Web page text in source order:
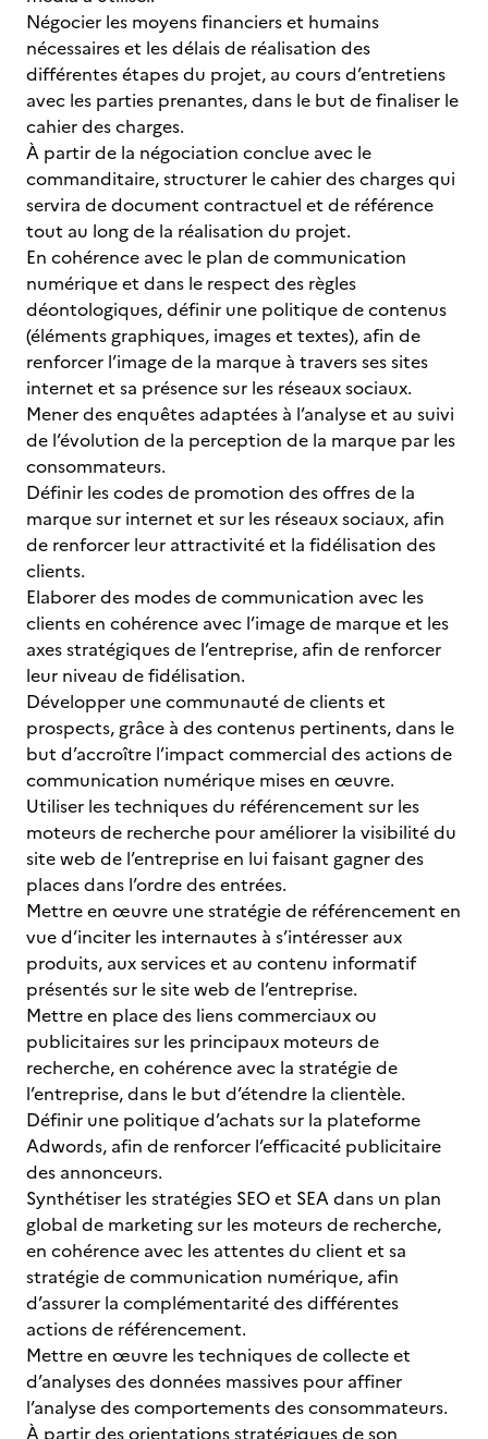
Négocier les moyens financiers et humains
nécessaires et les délais de réalisation des
différentes étapes du projet, au cours d’entretiens
avec les parties prenantes, dans le but de finaliser le
cahier des charges.
À partir de la négociation conclue avec le
commanditaire, structurer le cahier des charges qui
servira de document contractuel et de référence
tout au long de la réalisation du projet.
En cohérence avec le plan de communication
numérique et dans le respect des règles
déontologiques, définir une politique de contenus
(éléments graphiques, images et textes), afin de
renforcer l’image de la marque à travers ses sites
internet et sa présence sur les réseaux sociaux.
Mener des enquêtes adaptées à l’analyse et au suivi
de l’évolution de la perception de la marque par les
consommateurs.
Définir les codes de promotion des offres de la
marque sur internet et sur les réseaux sociaux, afin
de renforcer leur attractivité et la fidélisation des
clients.
Elaborer des modes de communication avec les
clients en cohérence avec l’image de marque et les
axes stratégiques de l’entreprise, afin de renforcer
leur niveau de fidélisation.
Développer une communauté de clients et
prospects, grâce à des contenus pertinents, dans le
but d’accroître l’impact commercial des actions de
communication numérique mises en œuvre.
Utiliser les techniques du référencement sur les
moteurs de recherche pour améliorer la visibilité du
site web de l’entreprise en lui faisant gagner des
places dans l’ordre des entrées.
Mettre en œuvre une stratégie de référencement en
vue d’inciter les internautes à s’intéresser aux
produits, aux services et au contenu informatif
présentés sur le site web de l’entreprise.
Mettre en place des liens commerciaux ou
publicitaires sur les principaux moteurs de
recherche, en cohérence avec la stratégie de
l’entreprise, dans le but d’étendre la clientèle.
Définir une politique d’achats sur la plateforme
Adwords, afin de renforcer l’efficacité publicitaire
des annonceurs.
Synthétiser les stratégies SEO et SEA dans un plan
global de marketing sur les moteurs de recherche,
en cohérence avec les attentes du client et sa
stratégie de communication numérique, afin
d’assurer la complémentarité des différentes
actions de référencement.
Mettre en œuvre les techniques de collecte et
d’analyses des données massives pour affiner
l’analyse des comportements des consommateurs.
À partir des orientations stratégiques de son